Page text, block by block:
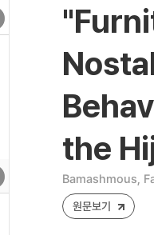
the
Bamashmous,
원문보기